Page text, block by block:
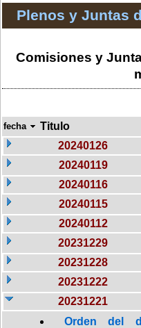
Plenos y Juntas
Comisiones y
fecha Titulo
20240126
20240119
20240116
20240115
20240112
20231229
20231228
20231222
20231221
Orden del